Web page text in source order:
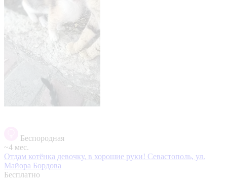
Беспородная
~4 мес.
Отдам котёнка девочку, в хорошие руки! Севастополь, ул.
Майора Бордова
Бесплатно